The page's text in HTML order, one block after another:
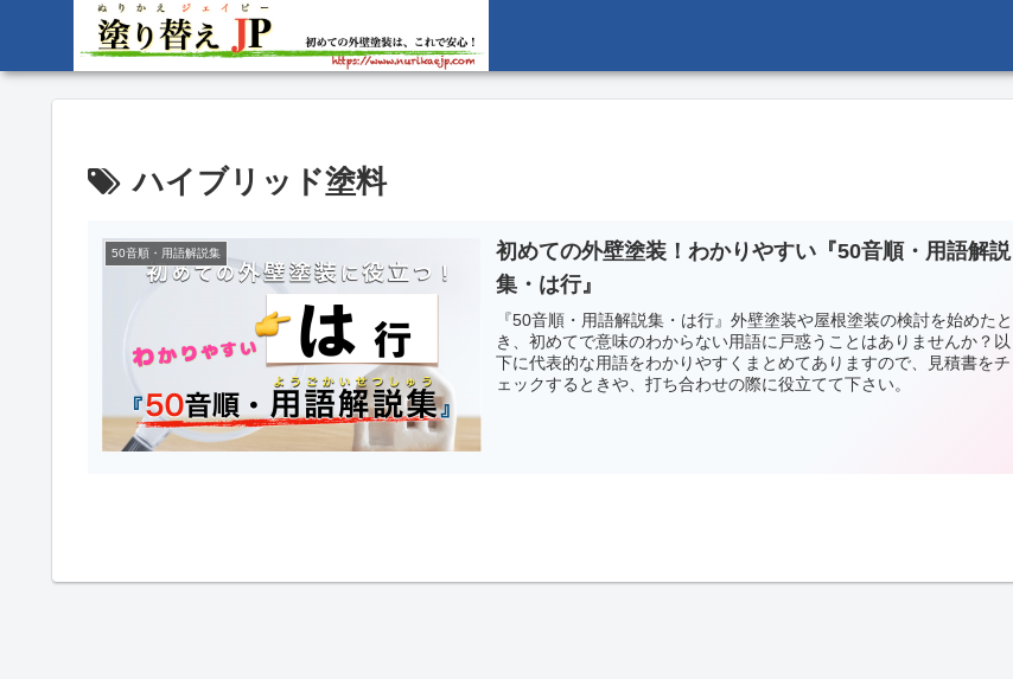
ハイブリッド塗料
50音順・用語解説集
初めての外壁塗装！わかりやすい『50音順・用語解説
集・は行』
『50音順・用語解説集・は行』外壁塗装や屋根塗装の検討を始めたと
き、初めてで意味のわからない用語に戸惑うことはありませんか？以
下に代表的な用語をわかりやすくまとめてありますので、見積書をチ
ェックするときや、打ち合わせの際に役立てて下さい。